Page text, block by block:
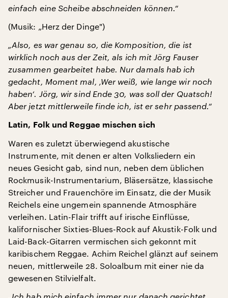
einfach eine Scheibe abschneiden können.“
(Musik: „Herz der Dinge")
„Also, es war genau so, die Komposition, die ist
wirklich noch aus der Zeit, als ich mit Jörg Fauser
zusammen gearbeitet habe. Nur damals hab ich
gedacht, Moment mal, ‚Wer weiß, wie lange wir noch
haben‘. Jörg, wir sind Ende 30, was soll der Quatsch!
Aber jetzt mittlerweile finde ich, ist er sehr passend.“
Latin, Folk und Reggae mischen sich
Waren es zuletzt überwiegend akustische
Instrumente, mit denen er alten Volksliedern ein
neues Gesicht gab, sind nun, neben dem üblichen
Rockmusik-Instrumentarium, Bläsersätze, klassische
Streicher und Frauenchöre im Einsatz, die der Musik
Reichels eine ungemein spannende Atmosphäre
verleihen. Latin-Flair trifft auf irische Einflüsse,
kalifornischer Sixties-Blues-Rock auf Akustik-Folk und
Laid-Back-Gitarren vermischen sich gekonnt mit
karibischem Reggae. Achim Reichel glänzt auf seinem
neuen, mittlerweile 28. Soloalbum mit einer nie da
gewesenen Stilvielfalt.